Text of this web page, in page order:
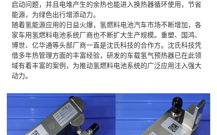
启动问题，并且电堆产生的余热也能进入换热器循环使用，节省
能源，为绿色出行增添动力。
随着氢能源应用的日益火爆，氢燃料电池汽车市场不断增加，各
家车用氢燃料电池系统厂商也不断扩大生产规模。重塑、国鸿、
博世、亿华通等头部厂商一直是沈氏科技的合作方。沈氏科技凭
借多年热管理方面的丰富经验，研发的车载氢气预热器已在此领
域有着丰富的案例，为推动氢燃料电池系统的广泛应用注入强大
动力。